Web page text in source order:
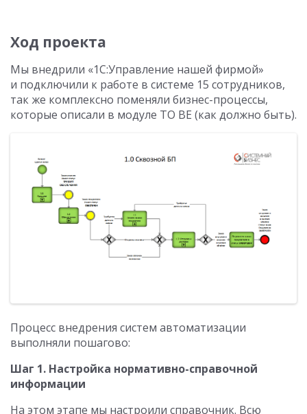
Ход проекта
Мы внедрили «1С:Управление нашей фирмой»
и подключили к работе в системе 15 сотрудников,
так же комплексно поменяли бизнес-процессы,
которые описали в модуле TO BE (как должно быть).
Процесс внедрения систем автоматизации
выполняли пошагово:
Шаг 1. Настройка нормативно-справочной
информации
На этом этапе мы настроили справочник. Всю